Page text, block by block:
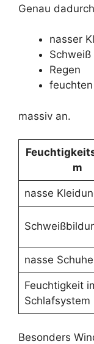
Genau
nasser
Schweiß
Regen
massiv an.
m
nasse
nasse Schuhe
Feuchtigkeit
Schlafsystem
Besonders